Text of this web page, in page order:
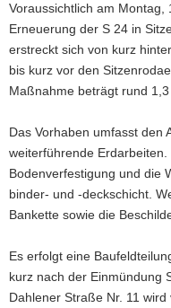
e
N
a
v
i
a
t
i
o
n
Voraussichtlich am Montag,
Erneuerung der S 24 in
erstreckt sich von kurz
bis kurz vor den
Maßnahme beträgt rund 1,3
Das Vorhaben umfasst den
weiterführende
Bodenverfestigung und die
binder- und -deckschicht.
Bankette sowie die
Es erfolgt eine
kurz nach der Einmündung
Dahlener Straße Nr. 11